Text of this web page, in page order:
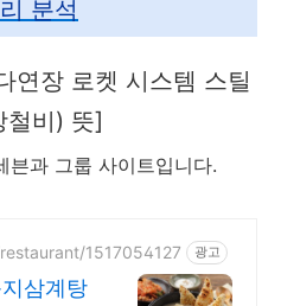
분석
연장 로켓 시스템 스틸
철비) 뜻]
븐과 그룹 사이트입니다.
1517054127 광고
삼계탕